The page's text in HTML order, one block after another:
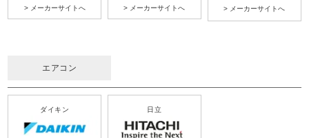
> メーカーサイトへ > メーカーサイトへ > メーカーサイトへ
エアコン
ダイキン 日立